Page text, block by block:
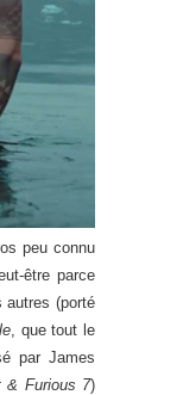
peu connu
être parce
autres (porté
, que tout le
par James
& Furious 7)